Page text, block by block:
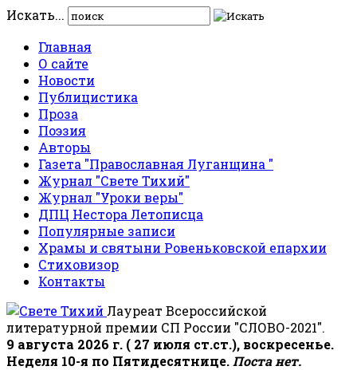
Искать...
Главная
О сайте
Новости
Публицистика
Проза
Поэзия
Авторы
Газета "Православная Луганщина "
Журнал "Свете Тихий"
Журнал "Уроки веры"
ДПЦ Нестора Летописца
Популярные записи
Храмы и святыни Ровеньковской епархии
Стиховизор
Контакты
Лауреат Всероссийской
литературной премии СП России "СЛОВО-2021".
9 августа 2026 г. ( 27 июля ст.ст.), воскресенье.
Неделя 10-я по Пятидесятнице. Поста нет.